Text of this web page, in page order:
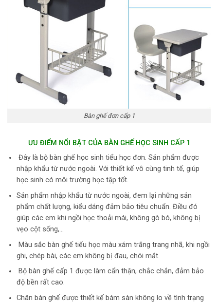
Bàn ghế đơn cấp 1
ƯU ĐIỂM NỔI BẬT CỦA BÀN GHẾ HỌC SINH CẤP 1
Đây là bộ bàn ghế học sinh tiểu học đơn. Sản phẩm được
nhập khẩu từ nước ngoài. Với thiết kế vô cùng tinh tế, giúp
học sinh có môi trường học tập tốt.
Sản phẩm nhập khẩu từ nước ngoài, đem lại những sản
phẩm chất lượng, kiểu dáng đảm bảo tiêu chuẩn. Điều đó
giúp các em khi ngồi học thoải mái, không gò bó, không bị
vẹo cột sống,…
Màu sắc bàn ghế tiểu học màu xám trắng trang nhã, khi ngồi
ghi, chép bài, các em không bị đau, chói mắt.
Bộ bàn ghế cấp 1 được làm cẩn thận, chắc chắn, đảm bảo
độ bền rất cao.
Chân bàn ghế được thiết kế bám sàn không lo về tình trạng